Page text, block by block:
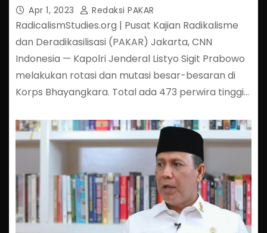
Apr 1, 2023 Redaksi PAKAR
RadicalismStudies.org | Pusat Kajian Radikalisme
dan Deradikasilisasi (PAKAR) Jakarta, CNN
Indonesia — Kapolri Jenderal Listyo Sigit Prabowo
melakukan rotasi dan mutasi besar-besaran di
Korps Bhayangkara. Total ada 473 perwira tinggi…